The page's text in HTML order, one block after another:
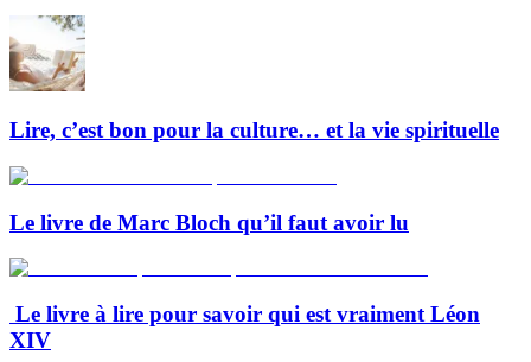
Lire, c’est bon pour la culture… et la vie spirituelle
Le livre de Marc Bloch qu’il faut avoir lu
Le livre à lire pour savoir qui est vraiment Léon
XIV